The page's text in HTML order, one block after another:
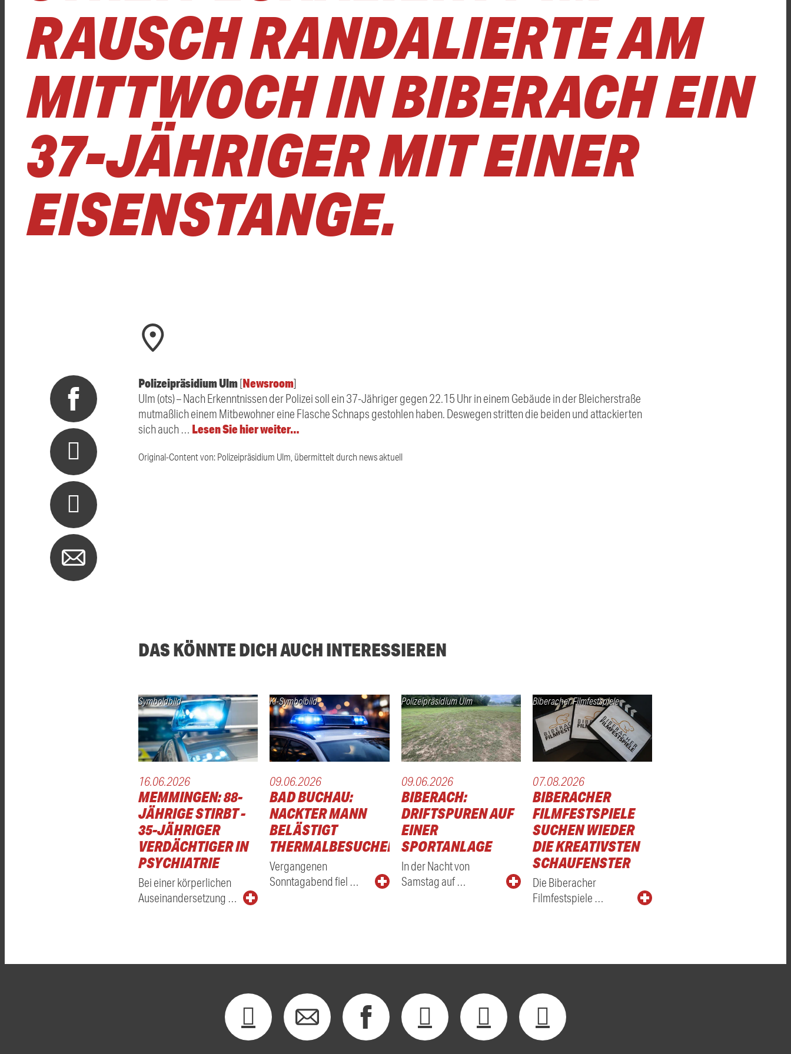
RAUSCH RANDALIERTE AM
MITTWOCH IN BIBERACH EIN
37-JÄHRIGER MIT EINER
EISENSTANGE.
Polizeipräsidium Ulm[Newsroom]
Ulm (ots) – Nach Erkenntnissen der Polizei soll ein 37-Jähriger gegen 22.15 Uhr in einem Gebäude in der Bleicherstraße
mutmaßlich einem Mitbewohner eine Flasche Schnaps gestohlen haben. Deswegen stritten die beiden und attackierten
sich auch … Lesen Sie hier weiter…
Original-Content von: Polizeipräsidium Ulm, übermittelt durch news aktuell
DAS KÖNNTE DICH AUCH INTERESSIEREN
Symboldbild
16.06.2026
MEMMINGEN: 88-
JÄHRIGE STIRBT -
35-JÄHRIGER
VERDÄCHTIGER IN
PSYCHIATRIE
Bei einer körperlichen
Auseinandersetzung …
KI-Symbolbild
09.06.2026
BAD BUCHAU:
NACKTER MANN
BELÄSTIGT
THERMALBESUCHER
Vergangenen
Sonntagabend fiel …
Polizeipräsidium Ulm
09.06.2026
BIBERACH:
DRIFTSPUREN AUF
EINER
SPORTANLAGE
In der Nacht von
Samstag auf …
Biberacher Filmfestspiele
07.08.2026
BIBERACHER
FILMFESTSPIELE
SUCHEN WIEDER
DIE KREATIVSTEN
SCHAUFENSTER
Die Biberacher
Filmfestspiele …